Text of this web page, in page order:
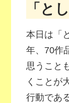
「と
本日は「
年、70作
思うこと
くことが
行動であ